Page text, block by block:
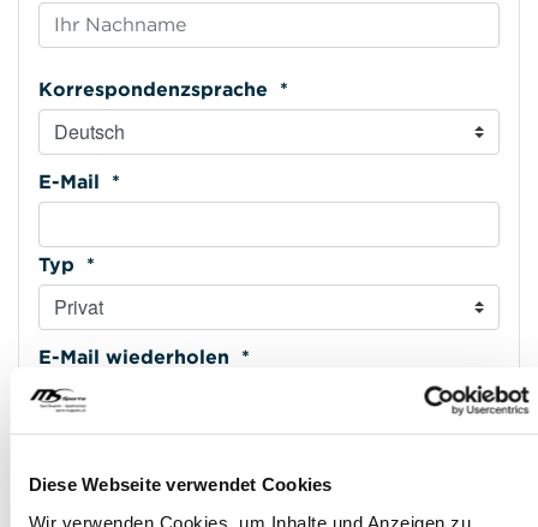
Diese Webseite verwendet Cookies
Wir verwenden Cookies, um Inhalte und Anzeigen zu
Korrespondenzsprache *
E-Mail *
Typ *
E-Mail wiederholen *